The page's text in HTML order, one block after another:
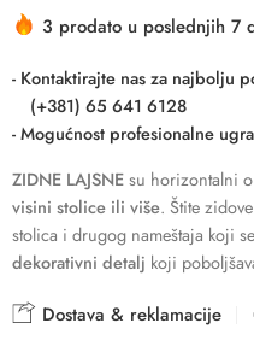
3 prodato u poslednjih 7
- Kontaktirajte nas za najbolju
(+381) 65 641 6128
- Mogućnost profesionalne
ZIDNE LAJSNEsu horizontalni
visini stolice ili više. Štite
stolica i drugog nameštaja koji
dekorativni detalj koji
Dostava & reklamacije